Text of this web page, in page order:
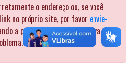
o endereço ou, se você
no próprio site, por favor envie-
a página pela qual procurava para
.